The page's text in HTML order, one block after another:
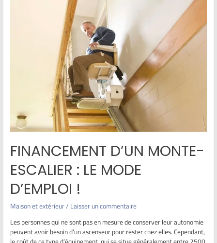
FINANCEMENT D’UN MONTE-
ESCALIER : LE MODE
D’EMPLOI !
Maison et extérieur/Laisser un commentaire
Les personnes qui ne sont pas en mesure de conserver leur autonomie
peuvent avoir besoin d’un ascenseur pour rester chez elles. Cependant,